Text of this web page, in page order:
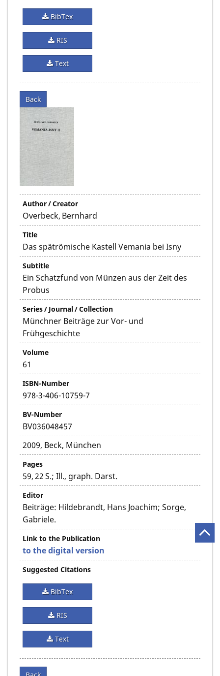
BibTex
RIS
Text
Back
Author / Creator
Overbeck, Bernhard
Title
Das spätrömische Kastell Vemania bei Isny
Subtitle
Ein Schatzfund von Münzen aus der Zeit des
Probus
Series / Journal / Collection
Münchner Beiträge zur Vor- und
Frühgeschichte
Volume
61
ISBN-Number
978-3-406-10759-7
BV-Number
BV036048457
2009, Beck, München
Pages
59, 22 S.; Ill., graph. Darst.
Editor
Beiträge: Hildebrandt, Hans Joachim; Sorge,
Gabriele.
Link to the Publication
to the digital version
Suggested Citations
BibTex
RIS
Text